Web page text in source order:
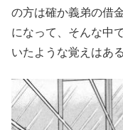
の方は確か義弟の借
になって、そんな中
いたような覚えはあ